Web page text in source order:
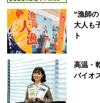
“漁師
大人も
ト
高温・
バイオ